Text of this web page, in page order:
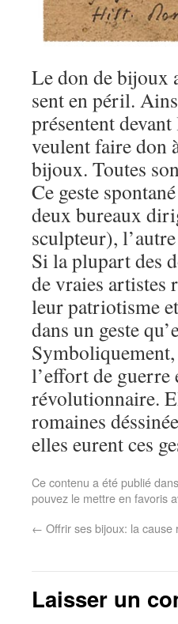
Le don de bijoux
sent en péril.
présentent
veulent faire don
bijoux. Toutes
Ce geste
deux bureaux
sculpteur),
Si la plupart des
de vraies artistes
leur patriotisme
dans un geste
l’effort de guerre
révolutionnaire.
romaines
elles eurent ces
Ce contenu a été publié dans
pouvez le mettre en favoris
← Offrir ses bijoux: la cause
Laisser un